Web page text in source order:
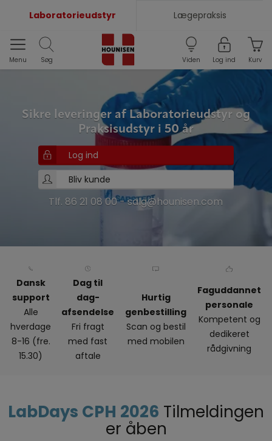
Laboratorieudstyr Lægepraksis
Menu Søg Viden Log ind Kurv
Sikre leveringer af Laboratorieudstyr og
Praksisudstyr i 50 år
Log ind
Bliv kunde
Tlf. 86 21 08 00-salg@hounisen.com
Dansk
support
Alle
hverdage
8-16 (fre.
15.30)
Dag til
dag-
afsendelse
Fri fragt
med fast
aftale
Hurtig
genbestilling
Scan og bestil
med mobilen
Faguddannet
personale
Kompetent og
dedikeret
rådgivning
LabDays CPH 2026 Tilmeldingen
er åben